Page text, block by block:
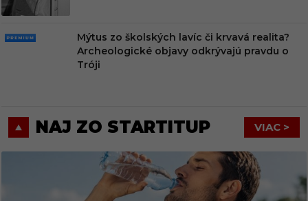
PRE
Mýtus zo školských lavíc či krvavá realita?
Archeologické objavy odkrývajú pravdu o
Tróji
NAJ ZO STARTITUP VIAC >